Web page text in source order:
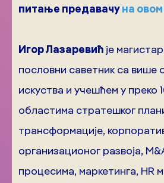
питање предавачуна
Игор Лазаревић је
пословни саветник са више
искуства и учешћем у преко
областима стратешког
трансформације,
организационог развоја,
процесима, маркетинга, HR